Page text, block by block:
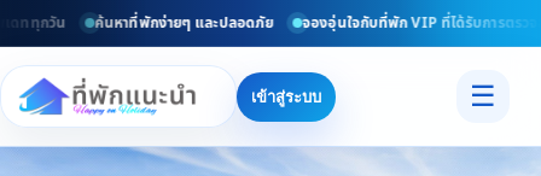
ททุกวัน ค้นหาที่พักง่ายๆ และปลอดภัย จองอุ่นใจกับที่พัก VIP ที่ได้รับการตรวจ
เข้าสู่ระบบ ☰